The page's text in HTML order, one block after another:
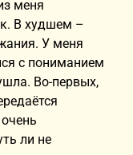
меня
В худшем –
У меня
с пониманием
Во-первых,
ли не